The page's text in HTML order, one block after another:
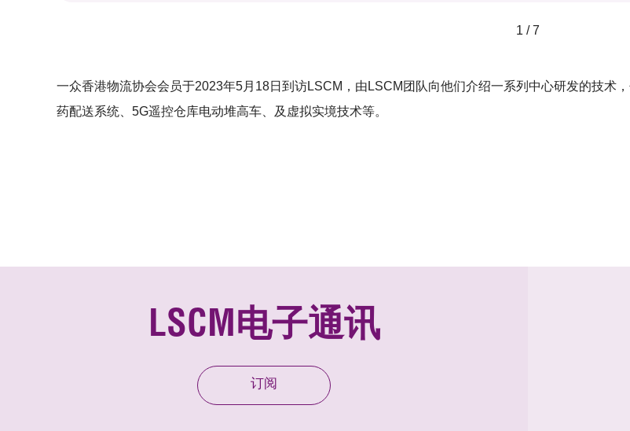
1 / 7
一众香港物流协会会员于2023年5月18日到访LSCM，由LSCM团队向他们介绍一系列中心研发的技术
药配送系统、5G遥控仓库电动堆高车、及虚拟实境技术等。
LSCM电子通讯
订阅